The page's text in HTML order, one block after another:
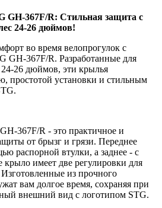
GH-367F/R: Стильная защита с
24-26 дюймов!
во время велопрогулок с
GH-367F/R. Разработанные для
24-26 дюймов, эти крылья
простотой установки и стильным
367F/R - это практичное и
от брызг и грязи. Переднее
распорной втулки, а заднее - с
имеет две регулировки для
из прочного
вам долгое время, сохраняя при
внешний вид с логотипом STG.